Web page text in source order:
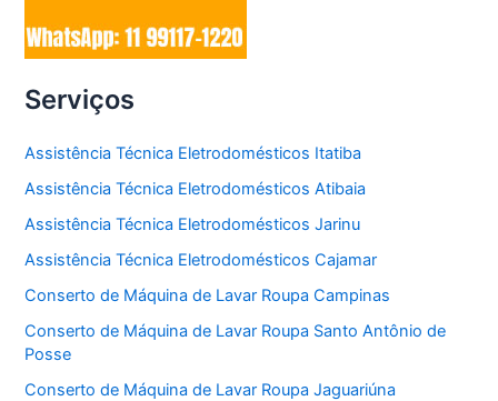
Serviços
Assistência Técnica Eletrodomésticos Itatiba
Assistência Técnica Eletrodomésticos Atibaia
Assistência Técnica Eletrodomésticos Jarinu
Assistência Técnica Eletrodomésticos Cajamar
Conserto de Máquina de Lavar Roupa Campinas
Conserto de Máquina de Lavar Roupa Santo Antônio de
Posse
Conserto de Máquina de Lavar Roupa Jaguariúna